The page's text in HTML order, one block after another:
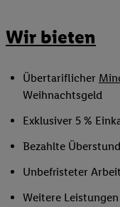
Wir bieten
Übertariflicher
Weihnachtsgeld
Exklusiver 5 %
Bezahlte
Unbefristeter
Weitere